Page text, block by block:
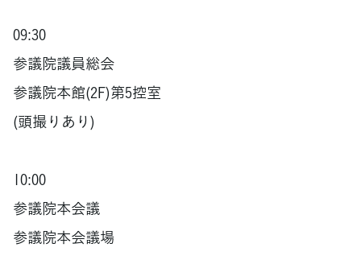
09:30
参議院議員総会
参議院本館(2F)第5控室
(頭撮りあり)
10:00
参議院本会議
参議院本会議場